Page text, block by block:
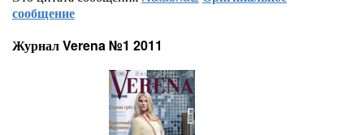
сообщение
Журнал Verena №1 2011